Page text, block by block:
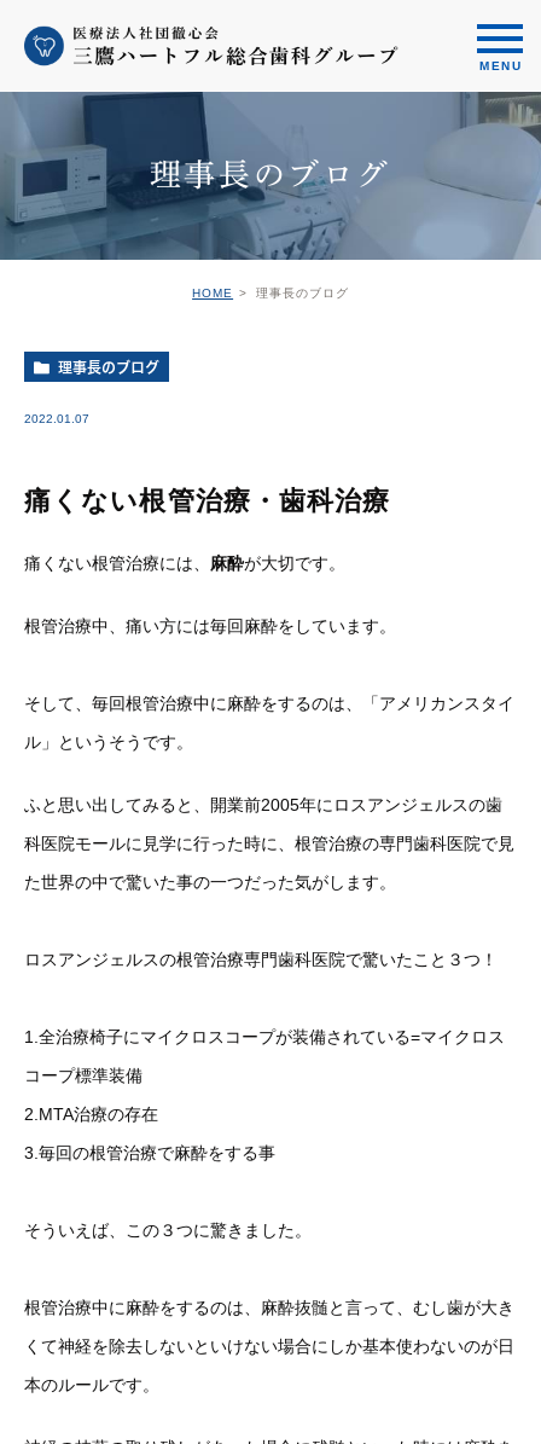
理事長のブログ
HOME 理事長のブログ
理事長のブログ
2022.01.07
痛くない根管治療・歯科治療
痛くない根管治療には、 麻酔が大切です。
根管治療中、痛い方には毎回麻酔をしています。
そして、毎回根管治療中に麻酔をするのは、「アメリカンスタイ
ル」というそうです。
ふと思い出してみると、開業前2005年にロスアンジェルスの歯
科医院モールに見学に行った時に、根管治療の専門歯科医院で見
た世界の中で驚いた事の一つだった気がします。
ロスアンジェルスの根管治療専門歯科医院で驚いたこと３つ！
1.全治療椅子にマイクロスコープが装備されている=マイクロス
コープ標準装備
2.MTA治療の存在
3.毎回の根管治療で麻酔をする事
そういえば、この３つに驚きました。
根管治療中に麻酔をするのは、麻酔抜髄と言って、むし歯が大き
くて神経を除去しないといけない場合にしか基本使わないのが日
本のルールです。